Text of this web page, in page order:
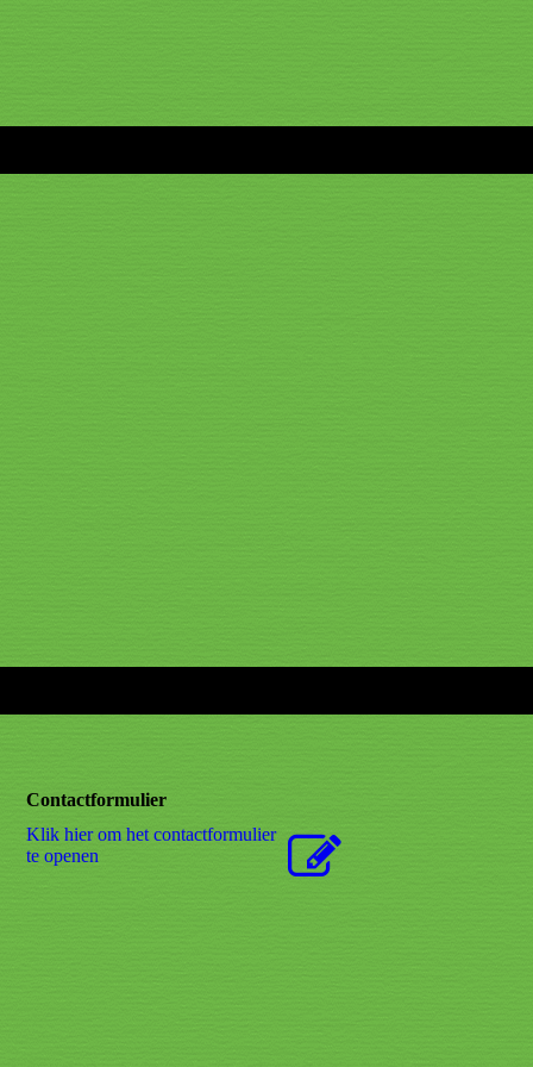
Contactformulier
Klik hier om het contactformulier
te openen